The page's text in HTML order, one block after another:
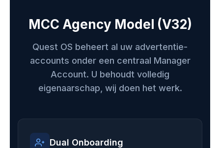
MCC Agency Model (V32)
Quest OS beheert al uw advertentie-
accounts onder een centraal Manager
Account. U behoudt volledig
eigenaarschap, wij doen het werk.
Dual Onboarding